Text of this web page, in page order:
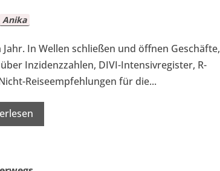
Anika
In Wellen schließen und öffnen Geschäfte,
Inzidenzzahlen, DIVI-Intensivregister, R-
Reiseempfehlungen für die...